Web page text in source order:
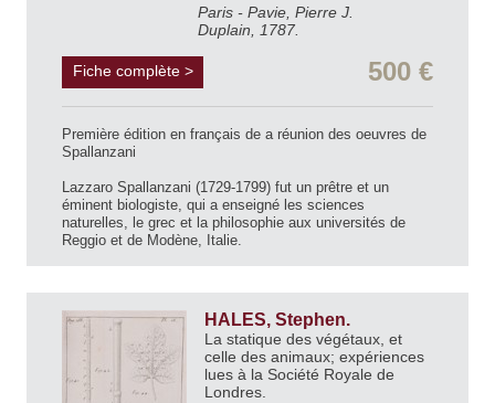
Paris - Pavie, Pierre J.
Duplain, 1787.
Fiche complète > 500 €
Première édition en français de a réunion des oeuvres de
Spallanzani
Lazzaro Spallanzani (1729-1799) fut un prêtre et un
éminent biologiste, qui a enseigné les sciences
naturelles, le grec et la philosophie aux universités de
Reggio et de Modène, Italie.
HALES, Stephen.
La statique des végétaux, et
celle des animaux; expériences
lues à la Société Royale de
Londres.